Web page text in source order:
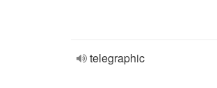
telegraphic